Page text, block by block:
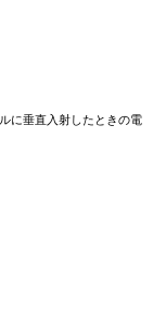
に垂直入射したときの電